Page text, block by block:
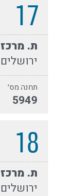
17
ת.
ירושלים
תחנה מס׳
5949
18
ת.
ירושלים